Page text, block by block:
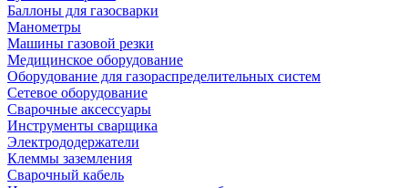
Баллоны для газосварки
Манометры
Машины газовой резки
Медицинское оборудование
Оборудование для газораспределительных систем
Сетевое оборудование
Сварочные аксессуары
Инструменты сварщика
Электрододержатели
Клеммы заземления
Сварочный кабель